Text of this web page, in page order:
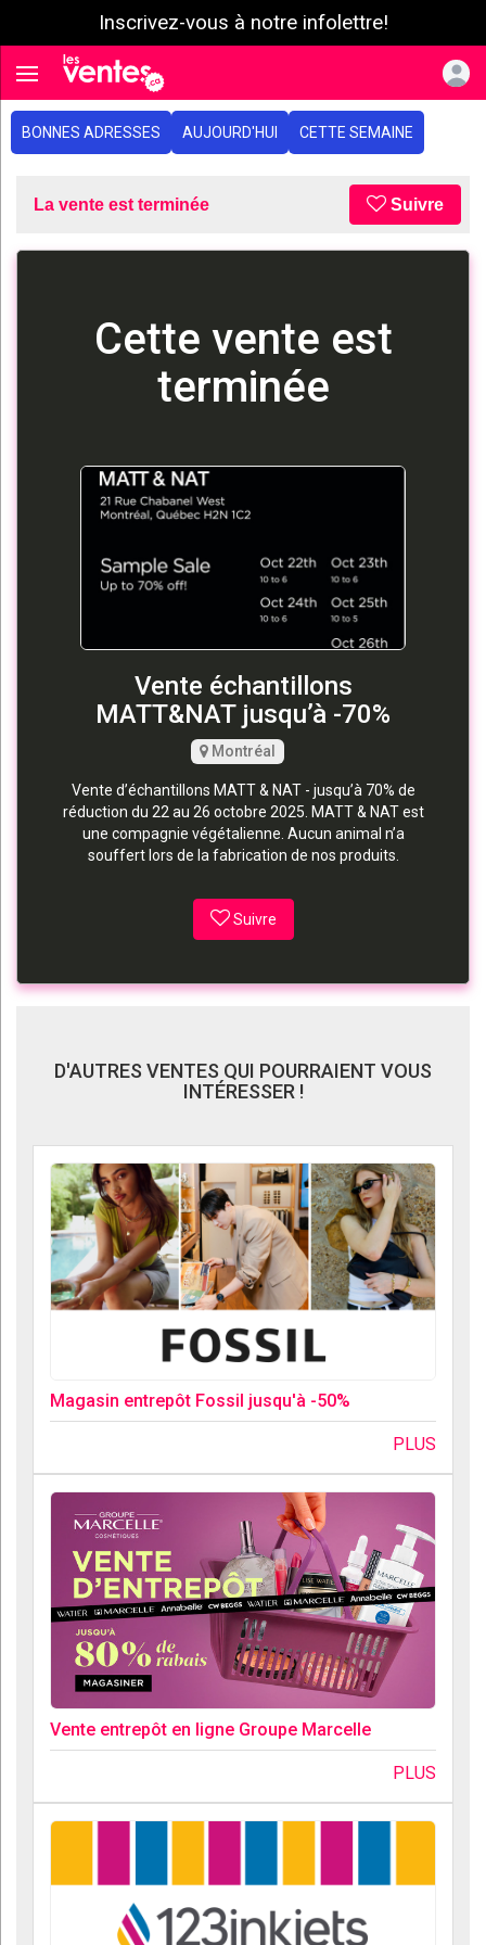
Inscrivez-vous à notre infolettre!
Toggle navigation
BONNES ADRESSES AUJOURD'HUI CETTE SEMAINE
La vente est terminée Suivre
Cette vente est
terminée
Vente échantillons
MATT&NAT jusqu’à -70%
Montréal
Vente d’échantillons MATT & NAT - jusqu’à 70% de
réduction du 22 au 26 octobre 2025. MATT & NAT est
une compagnie végétalienne. Aucun animal n’a
souffert lors de la fabrication de nos produits.
Suivre
D'AUTRES VENTES QUI POURRAIENT VOUS
INTÉRESSER !
Magasin entrepôt Fossil jusqu'à -50%
PLUS
Vente entrepôt en ligne Groupe Marcelle
PLUS